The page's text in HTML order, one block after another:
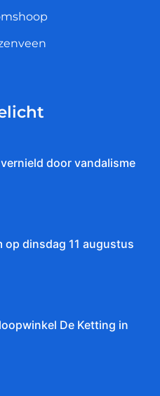
door vandalisme
op dinsdag 11 augustus
De Ketting in